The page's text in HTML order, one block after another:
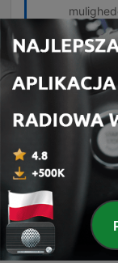
Odcinki
3538 -
tidligt eller
aktier?
06 sie 2026
3537 - Nydeligt
05 sie 2026